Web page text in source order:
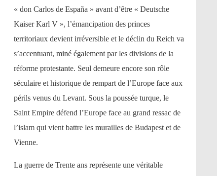
« don Carlos de España » avant d’être « Deutsche
Kaiser Karl V », l’émancipation des princes
territoriaux devient irréversible et le déclin du Reich va
s’accentuant, miné également par les divisions de la
réforme protestante. Seul demeure encore son rôle
séculaire et historique de rempart de l’Europe face aux
périls venus du Levant. Sous la poussée turque, le
Saint Empire défend l’Europe face au grand ressac de
l’islam qui vient battre les murailles de Budapest et de
Vienne.
La guerre de Trente ans représente une véritable